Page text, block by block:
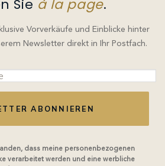
Sie à la page.
Vorverkäufe und Einblicke hinter
Newsletter direkt in Ihr Postfach.
ABONNIEREN
dass meine personenbezogenen
verarbeitet werden und eine werbliche